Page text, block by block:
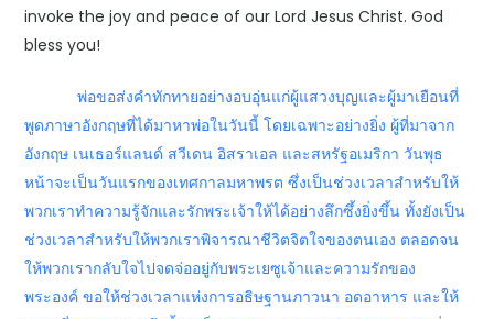
invoke the joy and peace of our Lord Jesus Christ. God
bless you!
พ่อขอส่งคำทักทายอย่างอบอุ่นแก่ผู้แสวงบุญและผู้มาเยือนที่
พูดภาษาอังกฤษที่ได้มาหาพ่อในวันนี้ โดยเฉพาะอย่างยิ่ง ผู้ที่มาจาก
อังกฤษ เนเธอร์แลนด์ สวีเดน อิสราเอล และสหรัฐอเมริกา วันพุธ
หน้าจะเป็นวันแรกของเทศกาลมหาพรต ซึ่งเป็นช่วงเวลาสำหรับให้
พวกเราทำความรู้จักและรักพระเจ้าให้ได้อย่างลึกซึ้งยิ่งขึ้น ทั้งยังเป็น
ช่วงเวลาสำหรับให้พวกเราพิจารณาชีวิตจิตใจของตนเอง ตลอดจน
ให้พวกเรากลับใจไปจดจ่ออยู่กับพระเยซูเจ้าและความรักของ
พระองค์ ขอให้ช่วงเวลาแห่งการอธิษฐานภาวนา อดอาหาร และให้